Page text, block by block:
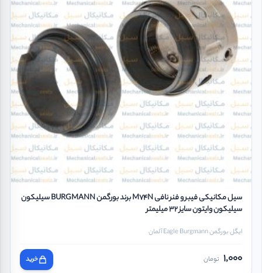
سیل مکانیکی فیبر و فنر نافی M74N برند بورگمن BURGMANN سیلیکون
سیلیکون وایتون سایز 32 میلیمتر
ایگل بورگمن Eagle Burgmann آلمان
1,000 تومان خرید